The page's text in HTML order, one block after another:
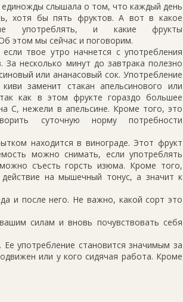
единожды слышала о том, что каждый день
хотя бы пять фруктов. А вот в какое
употреблять, и какие фрукты
этом мы сейчас и поговорим.
твое утро начнется с употребления
За несколько минут до завтрака полезно
или ананасовый сок. Употребление
заменит стакан апельсинового или
как в этом фрукте гораздо большее
С, нежели в апельсине. Кроме того, это
суточную норму потребности
находится в винограде. Этот фрукт
можно снимать, если употреблять
съесть горсть изюма. Кроме того,
действие на мышечный тонус, а значит к
и после него. Не важно, какой сорт это
силам и вновь почувствовать себя
употребление становится значимым за
или у кого сидячая работа. Кроме